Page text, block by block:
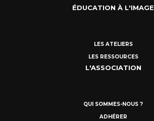
ÉDUCATION À L'IMAGE
LES ATELIERS
LES RESSOURCES
L'ASSOCIATION
QUI SOMMES-NOUS ?
ADHÉRER